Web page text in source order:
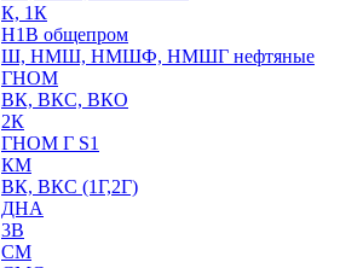
К, 1К
Н1В общепром
Ш, НМШ, НМШФ, НМШГ нефтяные
ГНОМ
ВК, ВКС, ВКО
2К
ГНОМ Г S1
КМ
ВК, ВКС (1Г,2Г)
ДНА
3В
СМ